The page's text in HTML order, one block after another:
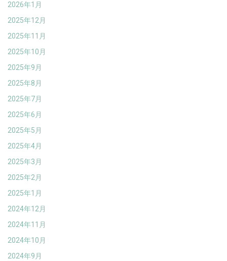
2026年1月
2025年12月
2025年11月
2025年10月
2025年9月
2025年8月
2025年7月
2025年6月
2025年5月
2025年4月
2025年3月
2025年2月
2025年1月
2024年12月
2024年11月
2024年10月
2024年9月